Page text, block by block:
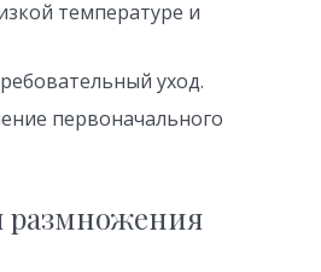
температуре и
уход.
первоначального
размножения